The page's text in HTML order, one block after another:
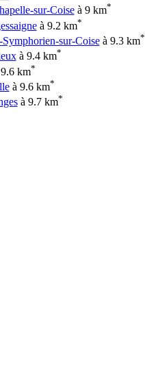
sur-Coiseà 9 km*
à 9.2 km*
Symphorien-sur-Coiseà 9.3 km*
à 9.4 km*
km*
à 9.6 km*
à 9.7 km*